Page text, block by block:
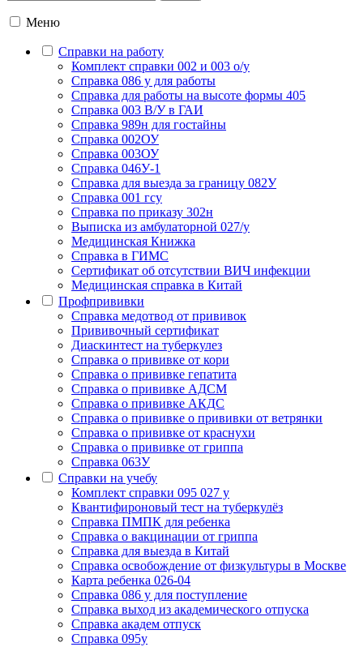
Меню
Справки на работу
Комплект справки 002 и 003 о/у
Справка 086 у для работы
Справка для работы на высоте формы 405
Справка 003 В/У в ГАИ
Справка 989н для гостайны
Справка 002ОУ
Справка 003ОУ
Справка 046У-1
Справка для выезда за границу 082У
Справка 001 гсу
Справка по приказу 302н
Выписка из амбулаторной 027/у
Медицинская Книжка
Справка в ГИМС
Сертификат об отсутствии ВИЧ инфекции
Медицинская справка в Китай
Профпрививки
Справка медотвод от прививок
Прививочный сертификат
Диаскинтест на туберкулез
Cправка о прививке от кори
Cправка о прививке гепатита
Справка о прививке АДСМ
Справка о прививке АКДС
Справка о прививке о прививки от ветрянки
Справка о прививке от краснухи
Справка о прививке от гриппа
Справка 063У
Справки на учебу
Комплект справки 095 027 у
Квантифироновый тест на туберкулёз
Справка ПМПК для ребенка
Справка о вакцинации от гриппа
Справка для выезда в Китай
Справка освобождение от физкультуры в Москве
Карта ребенка 026-04
Справка 086 у для поступление
Справка выход из академического отпуска
Справка академ отпуск
Справка 095у